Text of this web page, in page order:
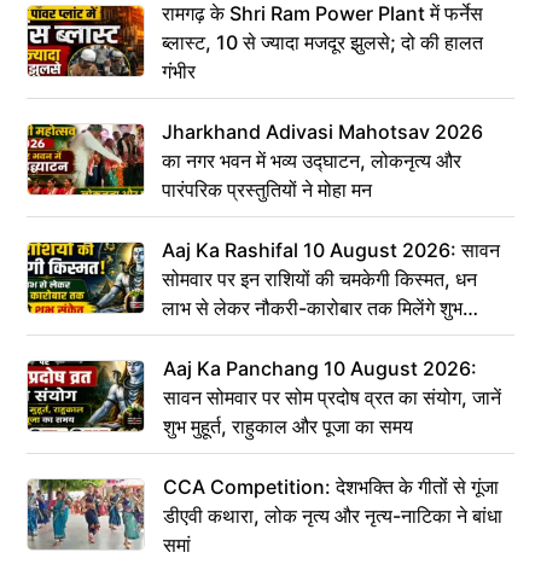
रामगढ़ के Shri Ram Power Plant में फर्नेस
ब्लास्ट, 10 से ज्यादा मजदूर झुलसे; दो की हालत
गंभीर
Jharkhand Adivasi Mahotsav 2026
का नगर भवन में भव्य उद्घाटन, लोकनृत्य और
पारंपरिक प्रस्तुतियों ने मोहा मन
Aaj Ka Rashifal 10 August 2026: सावन
सोमवार पर इन राशियों की चमकेगी किस्मत, धन
लाभ से लेकर नौकरी-कारोबार तक मिलेंगे शुभ
संकेत
Aaj Ka Panchang 10 August 2026:
सावन सोमवार पर सोम प्रदोष व्रत का संयोग, जानें
शुभ मुहूर्त, राहुकाल और पूजा का समय
CCA Competition: देशभक्ति के गीतों से गूंजा
डीएवी कथारा, लोक नृत्य और नृत्य-नाटिका ने बांधा
समां